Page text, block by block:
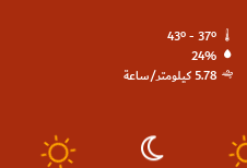
43º - 37º
24%
5.78 كيلومتر/ساعة